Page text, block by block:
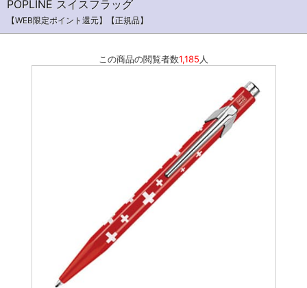
POPLINE スイスフラッグ
【WEB限定ポイント還元】【正規品】
この商品の閲覧者数1,185 人